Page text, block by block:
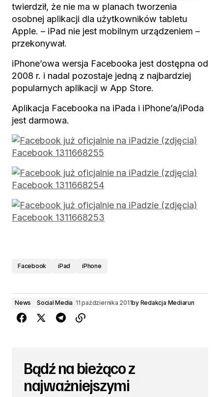
twierdził, że nie ma w planach tworzenia
osobnej aplikacji dla użytkowników tabletu
Apple. – iPad nie jest mobilnym urządzeniem –
przekonywał.
iPhone’owa wersja Facebooka jest dostępna od
2008 r. i nadal pozostaje jedną z najbardziej
popularnych aplikacji w App Store.
Aplikacja Facebooka na iPada i iPhone’a/iPoda
jest darmowa.
Facebook iPad iPhone
News Social Media 11 października 2011by Redakcja Mediarun
Bądź na bieżąco z
najważniejszymi